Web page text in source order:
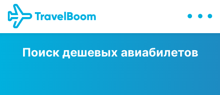
Поиск дешевых авиабилетов